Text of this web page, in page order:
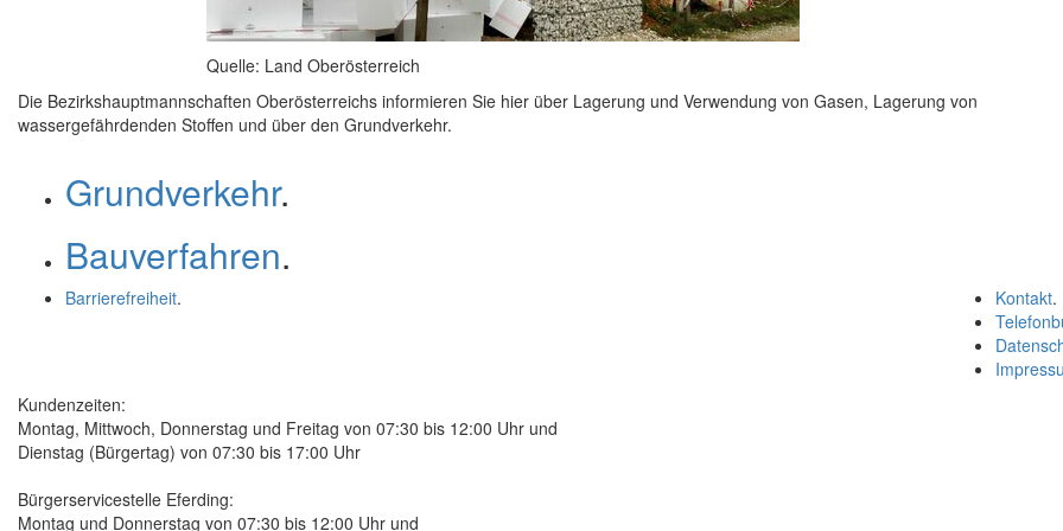
Quelle: Land Oberösterreich
Die Bezirkshauptmannschaften Oberösterreichs informieren Sie hier über Lagerung und Verwendung von Gasen, Lagerung von
wassergefährdenden Stoffen und über den Grundverkehr.
Grundverkehr.
Bauverfahren.
Kontakt.
Barrierefreiheit.
Kundenzeiten:
Montag, Mittwoch, Donnerstag und Freitag von 07:30 bis 12:00 Uhr und
Dienstag (Bürgertag) von 07:30 bis 17:00 Uhr
Bürgerservicestelle Eferding:
Montag und Donnerstag von 07:30 bis 12:00 Uhr und